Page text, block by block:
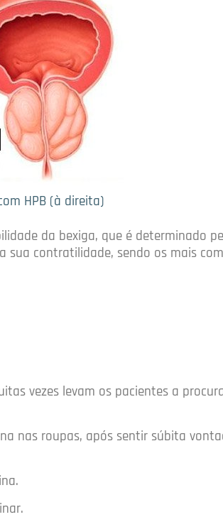
HPB (à direita)
da bexiga, que é determinado
sua contratilidade, sendo os mais
vezes levam os pacientes a
nas roupas, após sentir súbita